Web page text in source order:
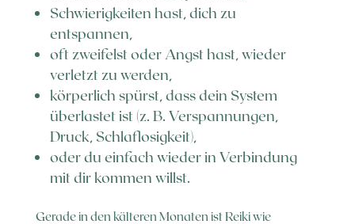
Schwierigkeiten hast, dich zu
entspannen,
oft zweifelst oder Angst hast, wieder
verletzt zu werden,
körperlich spürst, dass dein System
überlastet ist (z. B. Verspannungen,
Druck, Schlaflosigkeit),
oder du einfach wieder in Verbindung
mit dir kommen willst.
Gerade in den kälteren Monaten ist Reiki wie